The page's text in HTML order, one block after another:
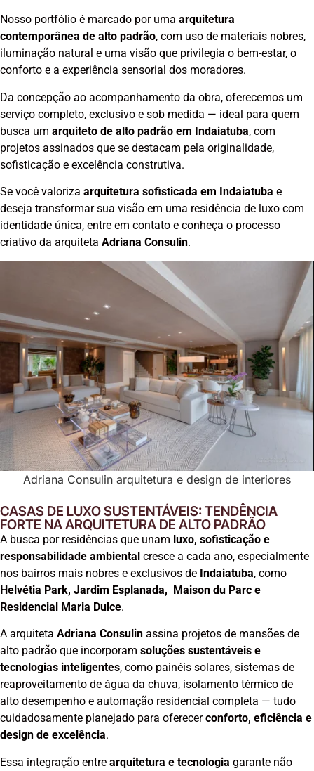
Nosso portfólio é marcado por uma arquitetura
contemporânea de alto padrão, com uso de materiais nobres,
iluminação natural e uma visão que privilegia o bem-estar, o
conforto e a experiência sensorial dos moradores.
Da concepção ao acompanhamento da obra, oferecemos um
serviço completo, exclusivo e sob medida — ideal para quem
busca um arquiteto de alto padrão em Indaiatuba, com
projetos assinados que se destacam pela originalidade,
sofisticação e excelência construtiva.
Se você valoriza arquitetura sofisticada em Indaiatuba e
deseja transformar sua visão em uma residência de luxo com
identidade única, entre em contato e conheça o processo
criativo da arquiteta Adriana Consulin.
Adriana Consulin arquitetura e design de interiores​
CASAS DE LUXO SUSTENTÁVEIS: TENDÊNCIA
FORTE NA ARQUITETURA DE ALTO PADRÃO
A busca por residências que unam luxo, sofisticação e
responsabilidade ambiental cresce a cada ano, especialmente
nos bairros mais nobres e exclusivos de Indaiatuba, como
Helvétia Park, Jardim Esplanada, Maison du Parc e
Residencial Maria Dulce.
A arquiteta Adriana Consulin assina projetos de mansões de
alto padrão que incorporam soluções sustentáveis e
tecnologias inteligentes, como painéis solares, sistemas de
reaproveitamento de água da chuva, isolamento térmico de
alto desempenho e automação residencial completa — tudo
cuidadosamente planejado para oferecerconforto, eficiência e
design de excelência.
Essa integração entre arquitetura e tecnologia garante não